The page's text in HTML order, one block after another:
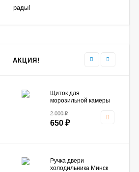
Провод модуля индикации с верхней
правой петлей Атлант 768561212400
рады!
АКЦИЯ!
Щиток для
морозильной камеры
(ОРИГИНАЛ)
2 000₽
650 ₽
Ручка двери
холодильника Минск